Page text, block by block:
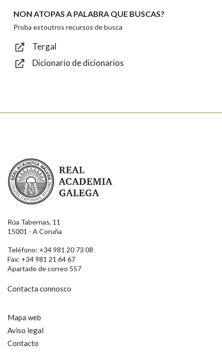
Texto de verificación
NON ATOPAS A PALABRA QUE BUSCAS?
Proba estoutros recursos de busca
Tergal
Dicionario de dicionarios
Real Academia Galega
Rúa Tabernas, 11
15001 - A Coruña
Teléfono: +34 981 20 73 08
Fax: +34 981 21 64 67
Apartado de correo 557
Contacta connosco
Mapa web
Aviso legal
Contacto